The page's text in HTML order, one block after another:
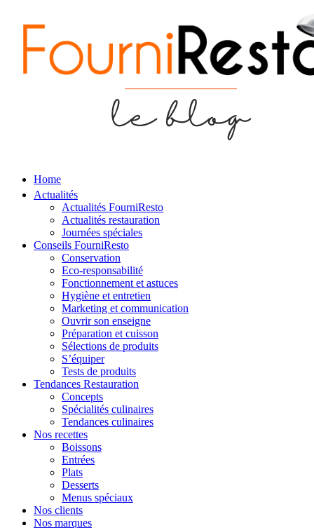
Home
Actualités
Actualités FourniResto
Actualités restauration
Journées spéciales
Conseils FourniResto
Conservation
Eco-responsabilité
Fonctionnement et astuces
Hygiène et entretien
Marketing et communication
Ouvrir son enseigne
Préparation et cuisson
Sélections de produits
S’équiper
Tests de produits
Tendances Restauration
Concepts
Spécialités culinaires
Tendances culinaires
Nos recettes
Boissons
Entrées
Plats
Desserts
Menus spéciaux
Nos clients
Nos marques